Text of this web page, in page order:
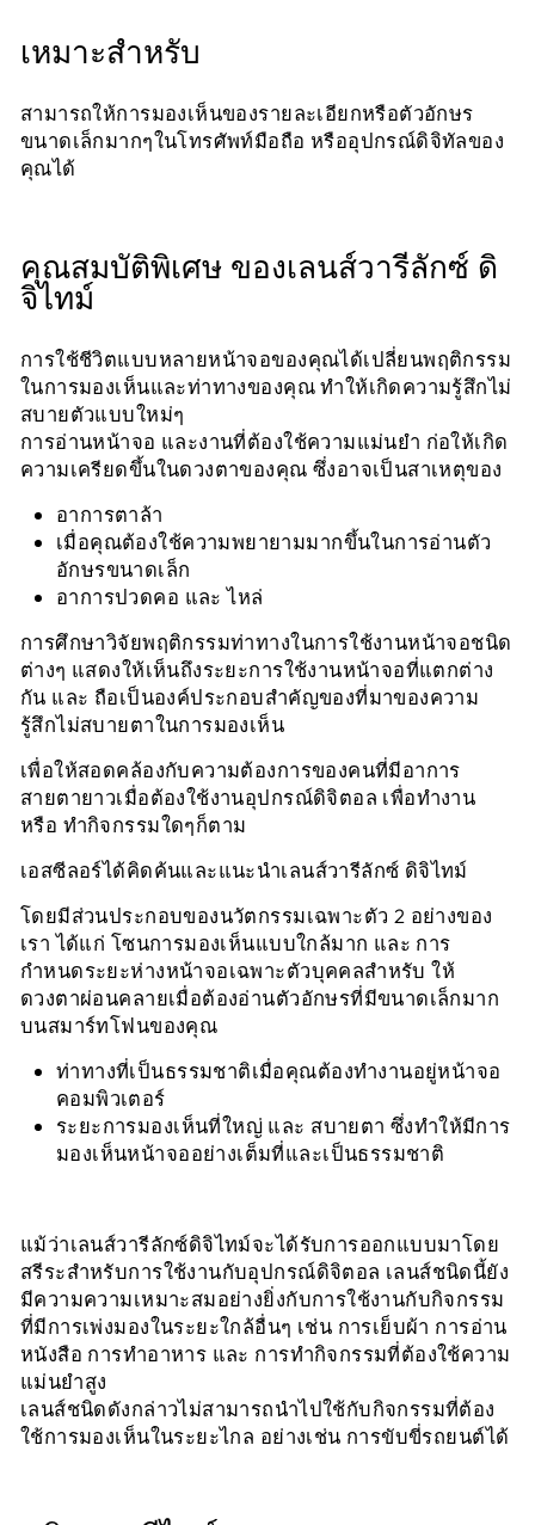
เหมาะสำหรับ
สามารถให้การมองเห็นของรายละเอียกหรือตัวอักษร
ขนาดเล็กมากๆในโทรศัพท์มือถือ หรืออุปกรณ์ดิจิทัลของ
คุณได้
คุณสมบัติพิเศษ ของเลนส์วารีลักซ์ ดิ
จิไทม์
การใช้ชีวิตแบบหลายหน้าจอของคุณได้เปลี่ยนพฤติกรรม
ในการมองเห็นและท่าทางของคุณ ทำให้เกิดความรู้สึกไม่
สบายตัวแบบใหม่ๆ
การอ่านหน้าจอ และงานที่ต้องใช้ความแม่นยำ ก่อให้เกิด
ความเครียดขึ้นในดวงตาของคุณ ซึ่งอาจเป็นสาเหตุของ
อาการตาล้า
เมื่อคุณต้องใช้ความพยายามมากขึ้นในการอ่านตัว
อักษรขนาดเล็ก
อาการปวดคอ และ ไหล่
การศึกษาวิจัยพฤติกรรมท่าทางในการใช้งานหน้าจอชนิด
ต่างๆ แสดงให้เห็นถึงระยะการใช้งานหน้าจอที่แตกต่าง
กัน และ ถือเป็นองค์ประกอบสำคัญของที่มาของความ
รู้สึกไม่สบายตาในการมองเห็น
เพื่อให้สอดคล้องกับความต้องการของคนที่มีอาการ
สายตายาวเมื่อต้องใช้งานอุปกรณ์ดิจิตอล เพื่อทำงาน
หรือ ทำกิจกรรมใดๆก็ตาม
เอสซีลอร์ได้คิดค้นและแนะนำเลนส์วารีลักซ์ ดิจิไทม์
โดยมีส่วนประกอบของนวัตกรรมเฉพาะตัว 2 อย่างของ
เรา ได้แก่ โซนการมองเห็นแบบใกล้มาก และ การ
กำหนดระยะห่างหน้าจอเฉพาะตัวบุคคลสำหรับ ให้
ดวงตาผ่อนคลายเมื่อต้องอ่านตัวอักษรที่มีขนาดเล็กมาก
บนสมาร์ทโฟนของคุณ
ท่าทางที่เป็นธรรมชาติเมื่อคุณต้องทำงานอยู่หน้าจอ
คอมพิวเตอร์
ระยะการมองเห็นที่ใหญ่ และ สบายตา ซึ่งทำให้มีการ
มองเห็นหน้าจออย่างเต็มที่และเป็นธรรมชาติ
แม้ว่าเลนส์วารีลักซ์ดิจิไทม์จะได้รับการออกแบบมาโดย
สรีระสำหรับการใช้งานกับอุปกรณ์ดิจิตอล เลนส์ชนิดนี้ยัง
มีความความเหมาะสมอย่างยิ่งกับการใช้งานกับกิจกรรม
ที่มีการเพ่งมองในระยะใกล้อื่นๆ เช่น การเย็บผ้า การอ่าน
หนังสือ การทำอาหาร และ การทำกิจกรรมที่ต้องใช้ความ
แม่นยำสูง
เลนส์ชนิดดังกล่าวไม่สามารถนำไปใช้กับกิจกรรมที่ต้อง
ใช้การมองเห็นในระยะไกล อย่างเช่น การขับขี่รถยนต์ได้